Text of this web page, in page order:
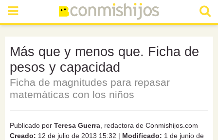
Más que y menos que. Ficha de
pesos y capacidad
Ficha de magnitudes para repasar
matemáticas con los niños
Publicado por Teresa Guerra , redactora de Conmishijos.com
Creado: 12 de julio de 2013 15:32 | Modificado: 1 de junio de